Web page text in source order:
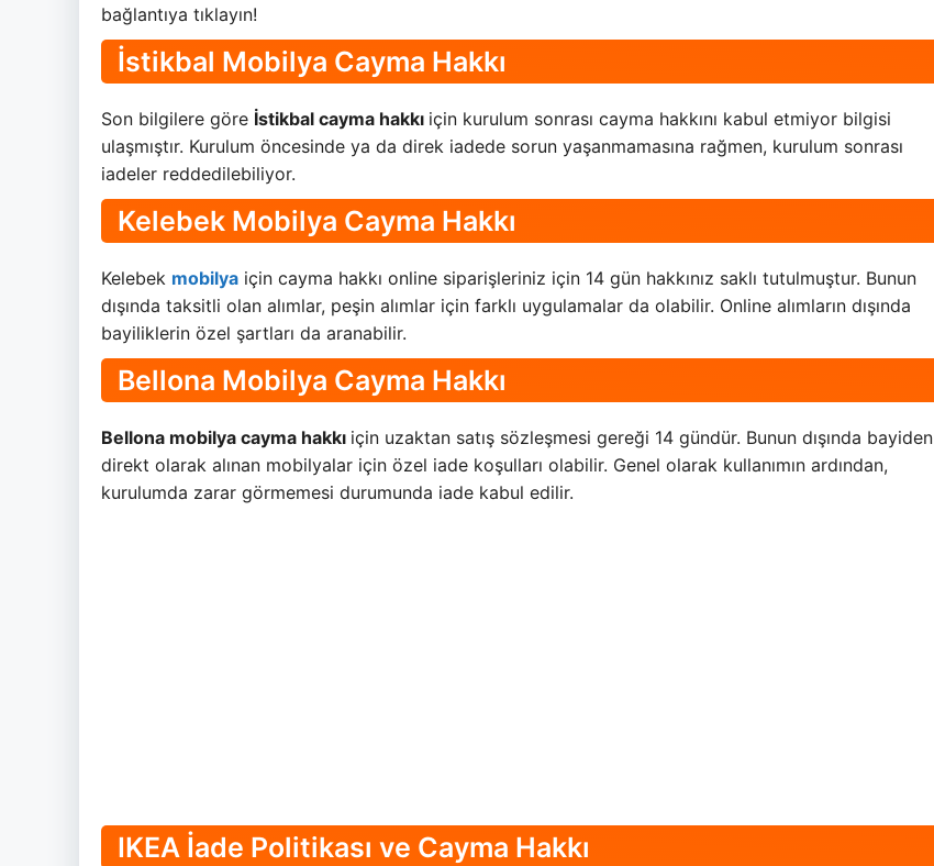
bağlantıya tıklayın!
İstikbal Mobilya Cayma Hakkı
Son bilgilere göre İstikbal cayma hakkı için kurulum sonrası cayma hakkını kabul etmiyor bilgisi
ulaşmıştır. Kurulum öncesinde ya da direk iadede sorun yaşanmamasına rağmen, kurulum sonrası
iadeler reddedilebiliyor.
Kelebek Mobilya Cayma Hakkı
Kelebek mobilya için cayma hakkı online siparişleriniz için 14 gün hakkınız saklı tutulmuştur. Bunun
dışında taksitli olan alımlar, peşin alımlar için farklı uygulamalar da olabilir. Online alımların dışında
bayiliklerin özel şartları da aranabilir.
Bellona Mobilya Cayma Hakkı
Bellona mobilya cayma hakkı için uzaktan satış sözleşmesi gereği 14 gündür. Bunun dışında bayiden
direkt olarak alınan mobilyalar için özel iade koşulları olabilir. Genel olarak kullanımın ardından,
kurulumda zarar görmemesi durumunda iade kabul edilir.
IKEA İade Politikası ve Cayma Hakkı